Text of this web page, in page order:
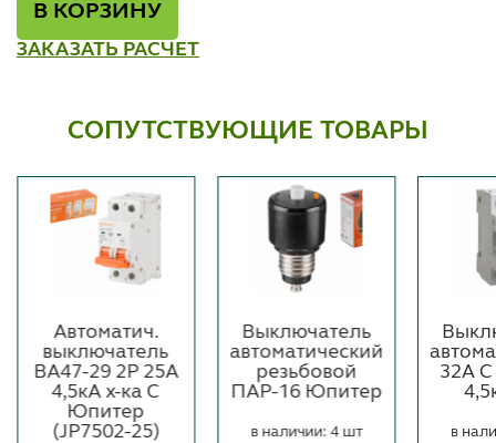
В КОРЗИНУ
ЗАКАЗАТЬ РАСЧЕТ
СОПУТСТВУЮЩИЕ ТОВАРЫ
Автоматич.
выключатель
ВА47-29 2Р 25А
4,5кА х-ка С
Юпитер
(JP7502-25)
Выключатель
автоматический
резьбовой
ПАР-16 Юпитер
в наличии: 4 шт
32А
в